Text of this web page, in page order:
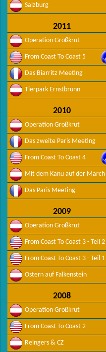
Salzburg
2011
Operation Großkrut
From Coast To Coast 5
Das Biarritz Meeting
Tierpark Ernstbrunn
2010
Operation Großkrut
Das zweite Paris Meeting
From Coast To Coast 4
Mit dem Kanu auf der March
Das Paris Meeting
2009
Operation Großkrut
From Coast To Coast 3 - Teil 2
From Coast To Coast 3 - Teil 1
Ostern auf Falkenstein
2008
Operation Großkrut
From Coast To Coast 2
Reingers & CZ